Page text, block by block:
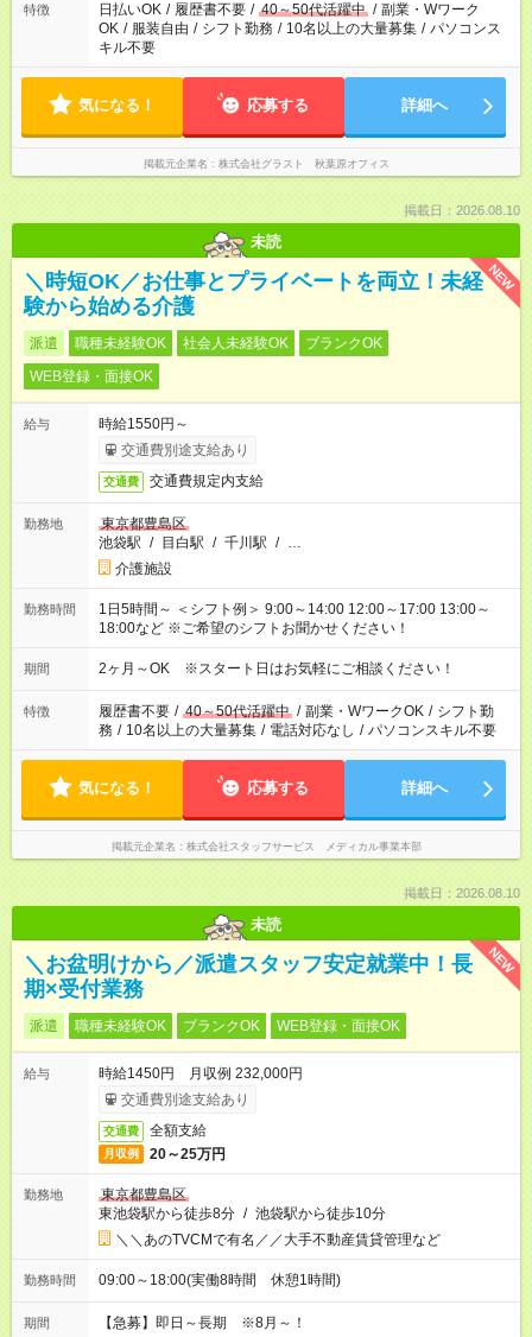
特徴 日払いOK / 履歴書不要 / 40～50代活躍中 / 副業・Wワーク
OK / 服装自由 / シフト勤務 / 10名以上の大量募集 / パソコンス
キル不要
気になる！ 応募する 詳細へ
掲載元企業名 株式会社グラスト 秋葉原オフィス
掲載日：2026.08.10
未読
NEW
＼時短OK／お仕事とプライベートを両立！未経
験から始める介護
派遣 職種未経験OK 社会人未経験OK
ブランクOK
WEB登録・面接OK
給与
時給1550円～
交通費別途支給あり
交通費 交通費規定内支給
勤務地
東京都豊島区
池袋駅 / 目白駅 / 千川駅 / …
介護施設
勤務時間
1日5時間～ ＜シフト例＞ 9:00～14:00 12:00～17:00 13:00～
18:00など ※ご希望のシフトお聞かせください！
期間 2ヶ月～OK ※スタート日はお気軽にご相談ください！
特徴 履歴書不要 / 40～50代活躍中 / 副業・WワークOK / シフト勤
務 / 10名以上の大量募集 / 電話対応なし / パソコンスキル不要
気になる！ 応募する 詳細へ
掲載元企業名 株式会社スタッフサービス メディカル事業本部
掲載日：2026.08.10
未読
NEW
＼お盆明けから／派遣スタッフ安定就業中！長
期×受付業務
派遣 職種未経験OK ブランクOK WEB登録・面接OK
給与
時給1450円 月収例 232,000円
交通費別途支給あり
交通費 全額支給
月収例 20～25万円
勤務地
東京都豊島区
東池袋駅から徒歩8分 / 池袋駅から徒歩10分
＼＼あのTVCMで有名／／大手不動産賃貸管理など
勤務時間 09:00～18:00(実働8時間 休憩1時間)
期間 【急募】即日～長期 ※8月～！